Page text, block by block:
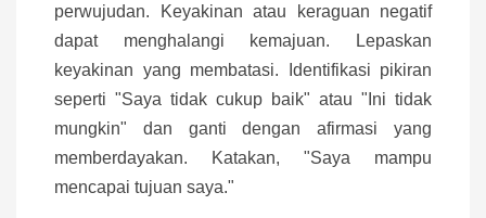
perwujudan. Keyakinan atau keraguan negatif
dapat menghalangi kemajuan. Lepaskan
keyakinan yang membatasi. Identifikasi pikiran
seperti "Saya tidak cukup baik" atau "Ini tidak
mungkin" dan ganti dengan afirmasi yang
memberdayakan. Katakan, "Saya mampu
mencapai tujuan saya."